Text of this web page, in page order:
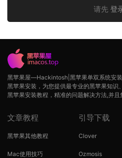
请先 登
黑苹果屋—Hackintosh|黑苹果单双系统安
黑苹果安装，为您提供最专业的黑苹果知识
黑苹果安装教程，精准的问题解决方法,并
文章教程
黑苹果其他教程
Mac使用技巧
引导下载
Clover
Ozmosis